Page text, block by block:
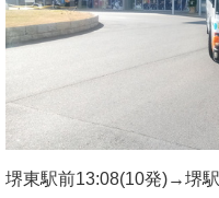
堺東駅前13:08(10発)→堺